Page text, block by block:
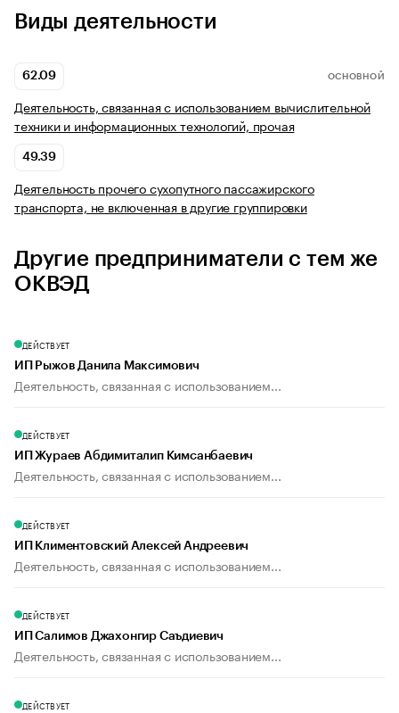
Виды деятельности
62.09 ОСНОВНОЙ
Деятельность, связанная с использованием вычислительной
техники и информационных технологий, прочая
49.39
Деятельность прочего сухопутного пассажирского
транспорта, не включенная в другие группировки
Другие предприниматели с тем же
ОКВЭД
ДЕЙСТВУЕТ
ИП Рыжов Данила Максимович
Деятельность, связанная с использованием...
ДЕЙСТВУЕТ
ИП Жураев Абдимиталип Кимсанбаевич
Деятельность, связанная с использованием...
ДЕЙСТВУЕТ
ИП Климентовский Алексей Андреевич
Деятельность, связанная с использованием...
ДЕЙСТВУЕТ
ИП Салимов Джахонгир Саъдиевич
Деятельность, связанная с использованием...
ДЕЙСТВУЕТ